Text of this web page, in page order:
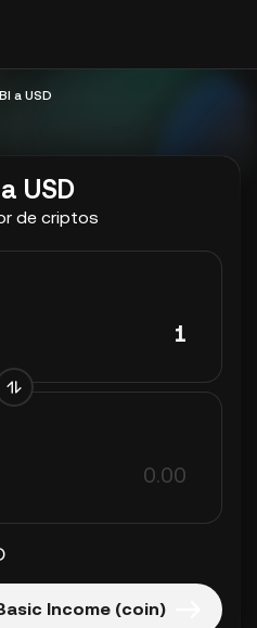
a USD
USD
de criptos
Income (coin)